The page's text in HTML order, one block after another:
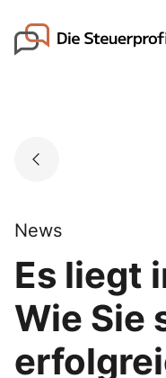
content
Go to landing page.
News
Es liegt
Wie Sie